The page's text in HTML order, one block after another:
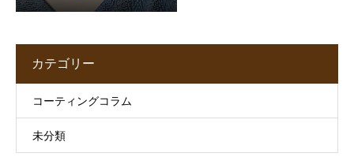
カテゴリー
コーティングコラム
未分類